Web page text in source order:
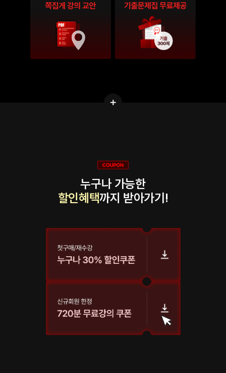
누구나 가능한
할인혜택까지 받아가기!